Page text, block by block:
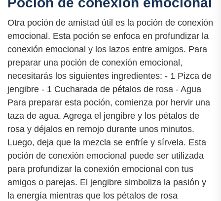
Otra poción de amistad útil es la poción de conexión
emocional. Esta poción se enfoca en profundizar la
conexión emocional y los lazos entre amigos. Para
preparar una poción de conexión emocional,
necesitarás los siguientes ingredientes: - 1 Pizca de
jengibre - 1 Cucharada de pétalos de rosa - Agua
Para preparar esta poción, comienza por hervir una
taza de agua. Agrega el jengibre y los pétalos de
rosa y déjalos en remojo durante unos minutos.
Luego, deja que la mezcla se enfríe y sírvela. Esta
poción de conexión emocional puede ser utilizada
para profundizar la conexión emocional con tus
amigos o parejas. El jengibre simboliza la pasión y
la energía mientras que los pétalos de rosa